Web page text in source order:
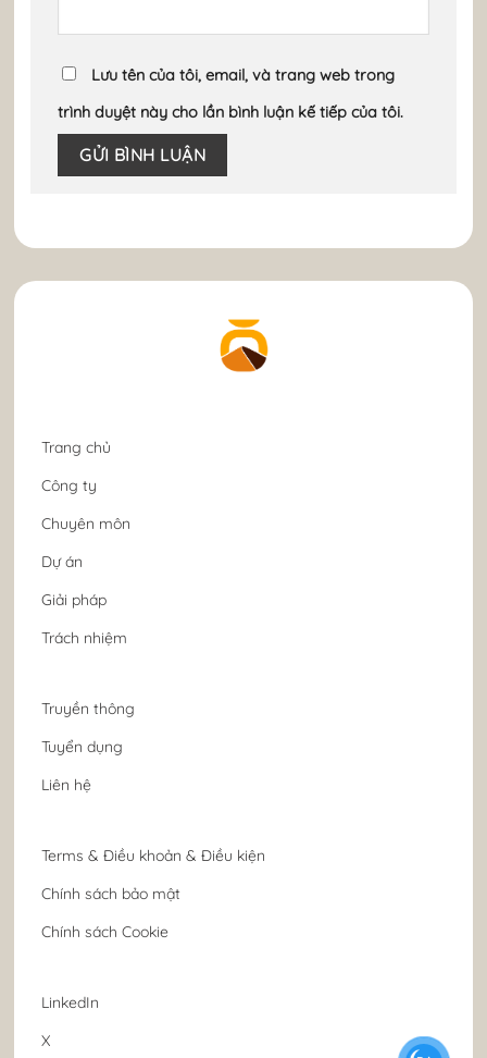
Lưu tên của tôi, email, và trang web trong
trình duyệt này cho lần bình luận kế tiếp của tôi.
Trang chủ
Công ty
Chuyên môn
Dự án
Giải pháp
Trách nhiệm
Truyền thông
Tuyển dụng
Liên hệ
Terms & Điều khoản & Điều kiện
Chính sách bảo mật
Chính sách Cookie
LinkedIn
X